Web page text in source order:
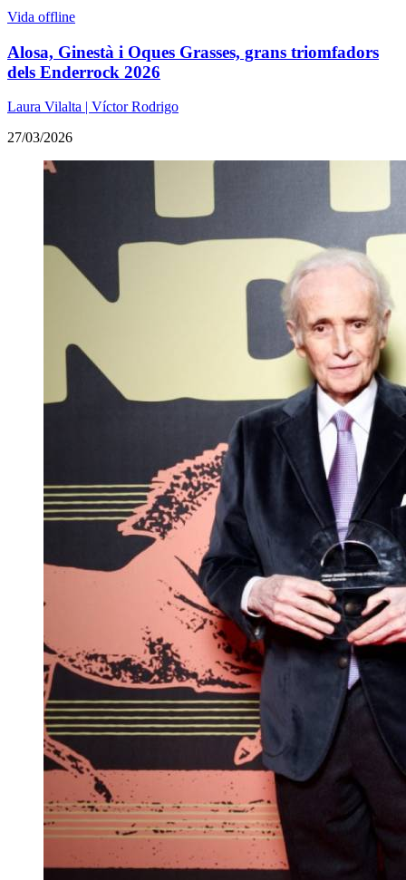
Vida offline
Alosa, Ginestà i Oques Grasses, grans triomfadors
dels Enderrock 2026
Laura Vilalta | Víctor Rodrigo
27/03/2026